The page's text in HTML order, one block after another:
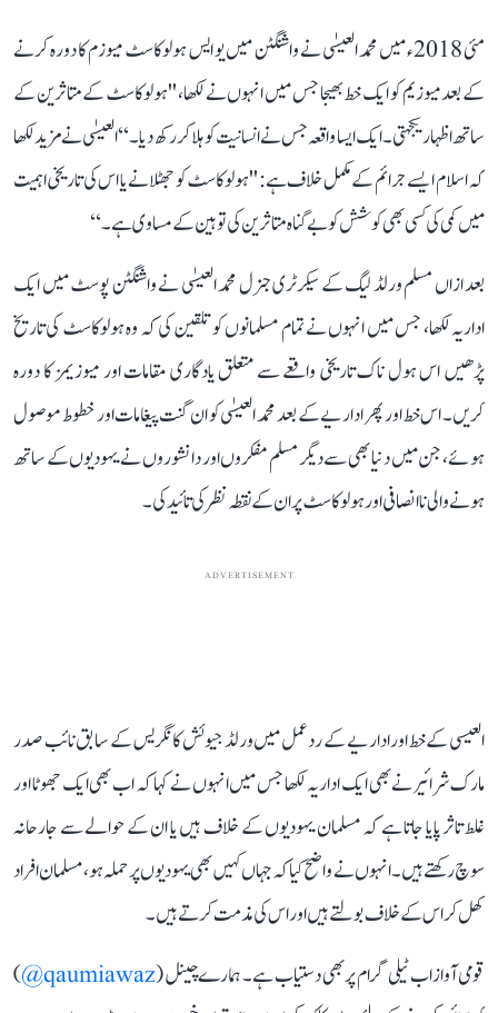
مئی 2018ء ميں محمد العيسٰی نے واشنگٹن ميں يو ايس ہولوکاسٹ ميوزم کا دورہ کرنے
کے بعد ميوزيم کو ايک خط بھيجا جس ميں انہوں نے لکھا، ''ہولوکاسٹ کے متاثرين کے
ساتھ اظہار يکجہتی۔ ايک ايسا واقعہ جس نے انسانيت کو ہلا کر رکھ ديا۔‘‘ العيسٰی نے مزيد لکھا
کہ اسلام ايسے جرائم کے مکمل خلاف ہے: ''ہولوکاسٹ کو جھٹلانے يا اس کی تاريخی اہميت
ميں کمی کی کسی بھی کوشش کو بے گناہ متاثرين کی توہين کے مساوی ہے۔‘‘
بعد ازاں مسلم ورلڈ ليگ کے سيکرٹری جنرل محمد العيسٰی نے واشنگٹن پوسٹ ميں ايک
اداريہ لکھا، جس ميں انہوں نے تمام مسلمانوں کو تلقين کی کہ وہ ہولوکاسٹ کی تاريخ
پڑھيں اس ہول ناک تاريخی واقعے سے متعلق يادگاری مقامات اور ميوزيمز کا دورہ
کريں۔ اس خط اور پھر اداريے کے بعد محمد العيسٰی کو ان گنت پيغامات اور خطوط موصول
ہوئے، جن ميں دنيا بھی سے ديگر مسلم مفکروں اور دانشوروں نے يہوديوں کے ساتھ
ہونے والی نا انصافی اور ہولوکاسٹ پر ان کے نقطہ نظر کی تائيد کی۔
ADVERTISEMENT
العيسی کے خط اور اداريے کے رد عمل ميں ورلڈ جيوئش کانگريس کے سابق نائب صدر
مارک شرائير نے بھی ايک اداريہ لکھا جس ميں انہوں نے کہا کہ اب بھی ايک جھوٹا اور
غلط تاثر پايا جاتا ہے کہ مسلمان يہوديوں کے خلاف ہيں يا ان کے حوالے سے جارحانہ
سوچ رکھتے ہيں۔ انہوں نے واضح کيا کہ جہاں کہيں بھی يہوديوں پر حملہ ہو، مسلمان افراد
کھل کر اس کے خلاف بولتے ہيں اور اس کی مذمت کرتے ہيں۔
قومی آواز اب ٹیلی گرام پر بھی دستیاب ہے۔ ہمارے چینل (qaumiawaz@
)